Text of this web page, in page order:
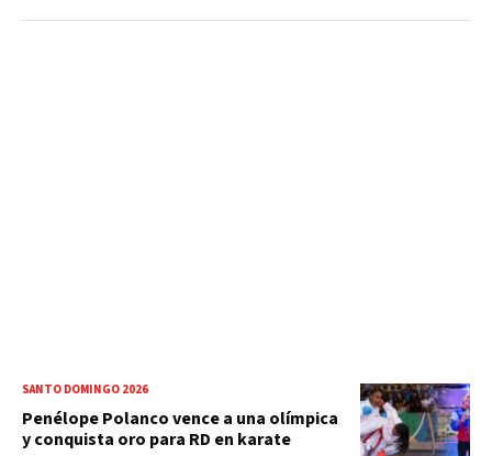
SANTO DOMINGO 2026
Penélope Polanco vence a una olímpica
y conquista oro para RD en karate